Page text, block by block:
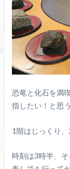
恐竜と化石を満
指したい！と思
1階はじっくり
時刻は3時半、